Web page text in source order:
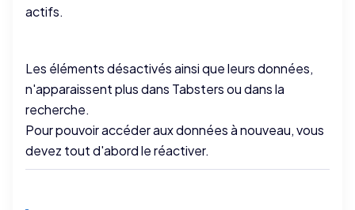
actifs.
Les éléments désactivés ainsi que leurs données,
n'apparaissent plus dans Tabsters ou dans la
recherche.
Pour pouvoir accéder aux données à nouveau, vous
devez tout d'abord le réactiver.